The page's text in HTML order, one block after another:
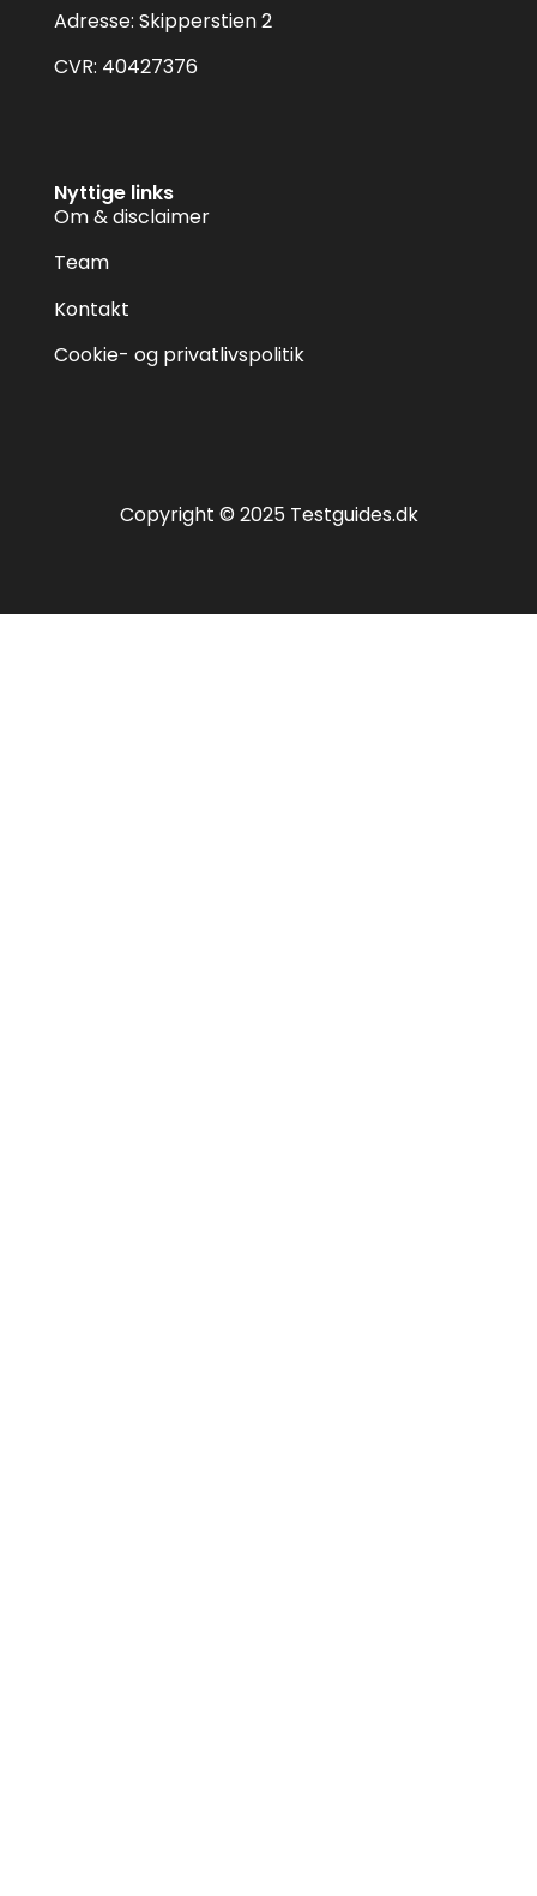
Adresse: Skipperstien 2
CVR: 40427376
Nyttige links
Om & disclaimer
Team
Kontakt
Cookie- og privatlivspolitik
Copyright © 2025 Testguides.dk